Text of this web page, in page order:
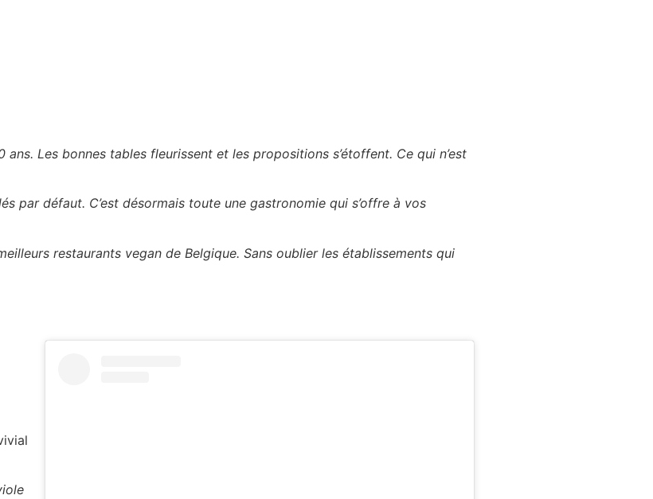
ans. Les bonnes tables fleurissent et les propositions s’étoffent. Ce qui n’est
par défaut. C’est désormais toute une gastronomie qui s’offre à vos
restaurants vegan de Belgique. Sans oublier les établissements qui